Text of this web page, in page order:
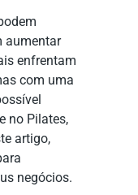
aumentar
enfrentam
com uma
no Pilates,
artigo,
negócios.